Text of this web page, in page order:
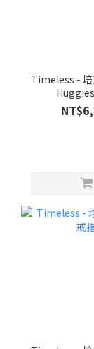
Timeless -